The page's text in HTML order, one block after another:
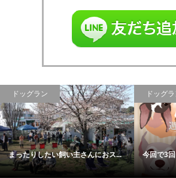
ドッグラン
まったりしたい飼い主さんにおス...
ドッグ
今回で3